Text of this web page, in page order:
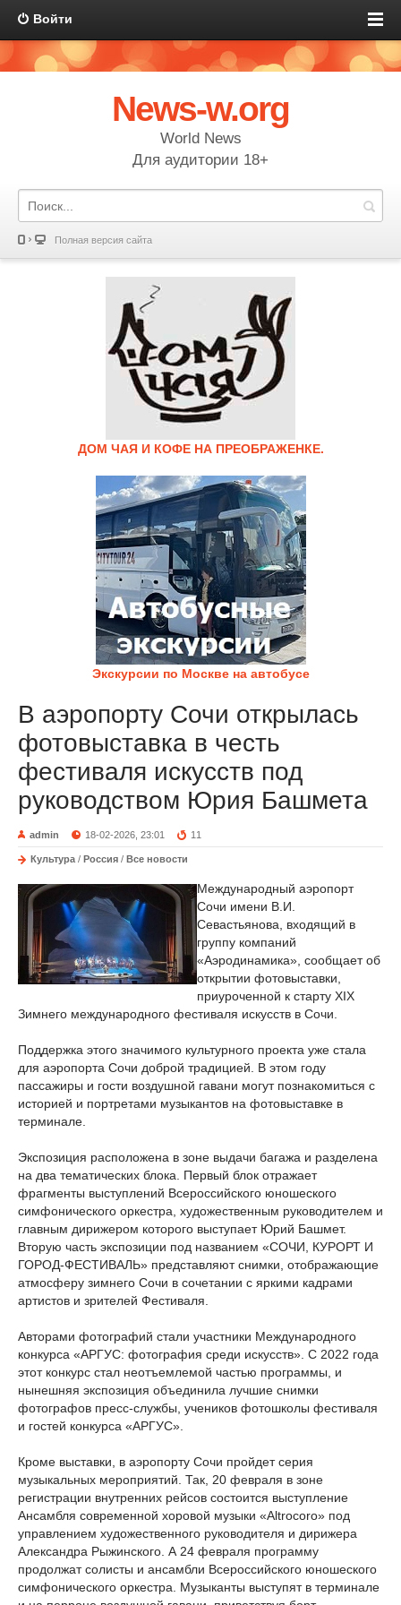
Войти
News-w.org
World News
Для аудитории 18+
Полная версия сайта
ДОМ ЧАЯ И КОФЕ НА ПРЕОБРАЖЕНКЕ.
Экскурсии по Москве на автобусе
В аэропорту Сочи открылась
фотовыставка в честь
фестиваля искусств под
руководством Юрия Башмета
admin 18-02-2026, 23:01 11
Культура / Россия / Все новости
Международный аэропорт
Сочи имени В.И.
Севастьянова, входящий в
группу компаний
«Аэродинамика», сообщает об
открытии фотовыставки,
приуроченной к старту ХIХ
Зимнего международного фестиваля искусств в Сочи.
Поддержка этого значимого культурного проекта уже стала
для аэропорта Сочи доброй традицией. В этом году
пассажиры и гости воздушной гавани могут познакомиться с
историей и портретами музыкантов на фотовыставке в
терминале.
Экспозиция расположена в зоне выдачи багажа и разделена
на два тематических блока. Первый блок отражает
фрагменты выступлений Всероссийского юношеского
симфонического оркестра, художественным руководителем и
главным дирижером которого выступает Юрий Башмет.
Вторую часть экспозиции под названием «СОЧИ, КУРОРТ И
ГОРОД-ФЕСТИВАЛЬ» представляют снимки, отображающие
атмосферу зимнего Сочи в сочетании с яркими кадрами
артистов и зрителей Фестиваля.
Авторами фотографий стали участники Международного
конкурса «АРГУС: фотография среди искусств». С 2022 года
этот конкурс стал неотъемлемой частью программы, и
нынешняя экспозиция объединила лучшие снимки
фотографов пресс-службы, учеников фотошколы фестиваля
и гостей конкурса «АРГУС».
Кроме выставки, в аэропорту Сочи пройдет серия
музыкальных мероприятий. Так, 20 февраля в зоне
регистрации внутренних рейсов состоится выступление
Ансамбля современной хоровой музыки «Altrocoro» под
управлением художественного руководителя и дирижера
Александра Рыжинского. А 24 февраля программу
продолжат солисты и ансамбли Всероссийского юношеского
симфонического оркестра. Музыканты выступят в терминале